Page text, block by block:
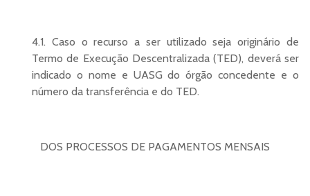
4.1. Caso o recurso a ser utilizado seja originário de
Termo de Execução Descentralizada (TED), deverá ser
indicado o nome e UASG do órgão concedente e o
número da transferência e do TED.
DOS PROCESSOS DE PAGAMENTOS MENSAIS